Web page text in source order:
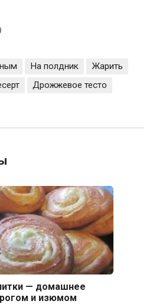
На полдник
Жарить
Дрожжевое тесто
— домашнее
и изюмом